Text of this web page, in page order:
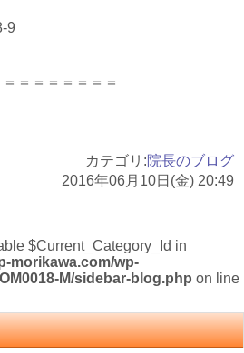
9
＝＝＝＝＝＝＝
カテゴリ:院長のブログ
2016年06月10日(金) 20:49
$Current_Category_Id in
morikawa.com/wp-
M/sidebar-blog.php on line